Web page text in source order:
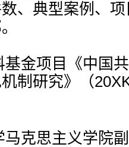
、典型案例、
基金项目《中国
制研究》（
马克思主义学院